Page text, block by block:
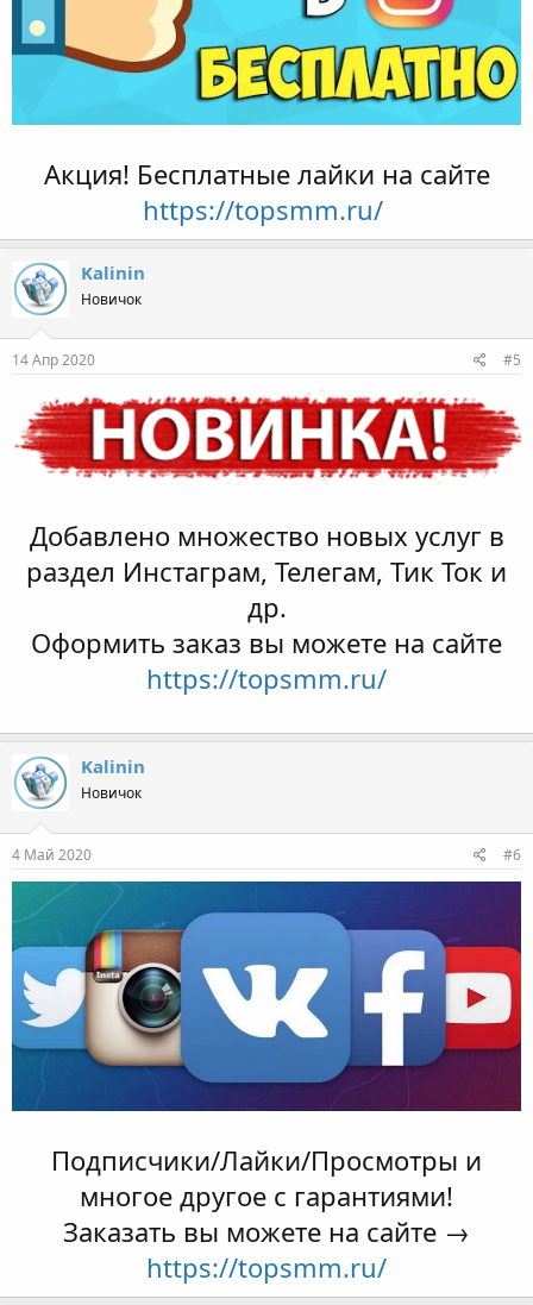
Акция! Бесплатные лайки на сайте
https://topsmm.ru/
Kalinin
Новичок
14 Апр 2020 #5
Добавлено множество новых услуг в
раздел Инстаграм, Телегам, Тик Ток и
др.
Оформить заказ вы можете на сайте
https://topsmm.ru/
Kalinin
Новичок
4 Май 2020 #6
Подписчики/Лайки/Просмотры и
многое другое с гарантиями!
Заказать вы можете на сайте →
https://topsmm.ru/